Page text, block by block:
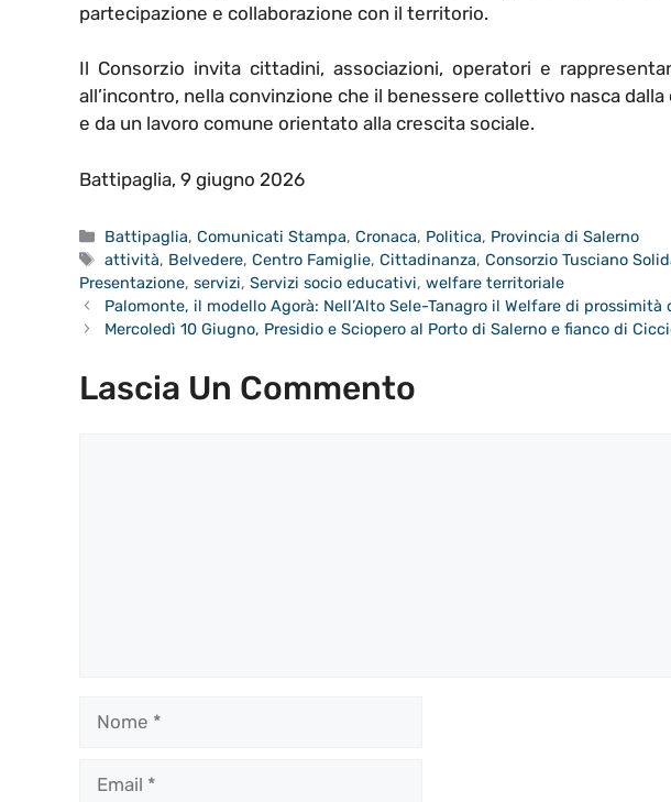
partecipazione e collaborazione con il territorio.
Il Consorzio invita cittadini, associazioni, operatori e
all’incontro, nella convinzione che il benessere collettivo nasca
e da un lavoro comune orientato alla crescita sociale.
Battipaglia, 9 giugno 2026
Categorie
Battipaglia,Comunicati Stampa,Cronaca, Politica, Provincia di Salerno
Tag
attività, Belvedere,Centro Famiglie,Cittadinanza,Consorzio Tusciano
Presentazione, servizi, Servizi socio educativi, welfare territoriale
Palomonte, il modello Agorà: Nell’Alto Sele-Tanagro il Welfare di
Mercoledì 10 Giugno, Presidio e Sciopero al Porto di Salerno e fianco di
Lascia Un Commento